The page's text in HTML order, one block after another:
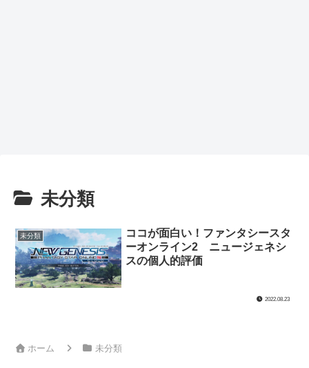
未分類
未分類
ココが面白い！ファンタシースタ
ーオンライン2 ニュージェネシ
スの個人的評価
2022.08.23
ホーム 未分類